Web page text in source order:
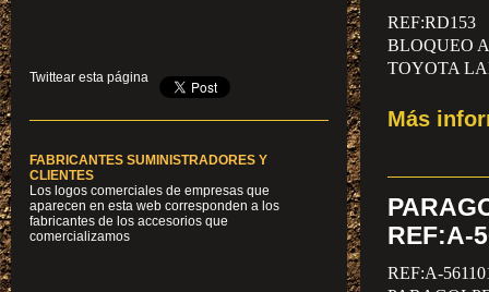
REF:RD153
BLOQUEO
TOYOTA
Más
REF:A-
REF:A-
Twittear esta página
FABRICANTES SUMINISTRADORES Y
CLIENTES
Los logos comerciales de empresas que
aparecen en esta web corresponden a los
fabricantes de los accesorios que
comercializamos